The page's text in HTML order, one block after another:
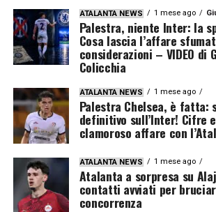
ATALANTA NEWS 1 mese ago
Palestra, niente Inter: la
Cosa lascia l’affare
considerazioni – VIDEO di
Colicchia
ATALANTA NEWS 1 mese ago
Palestra Chelsea, è fatta:
definitivo sull’Inter! Cifre
clamoroso affare con
ATALANTA NEWS 1 mese ago
Atalanta a sorpresa su
contatti avviati per
concorrenza